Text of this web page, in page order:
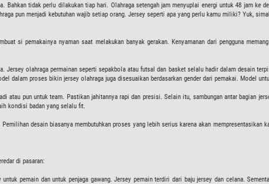
tidak perlu dilakukan tiap hari. Olahraga setengah jam menyuplai energi untuk 48 jam ke
pun menjadi kebutuhan wajib setiap orang. Jersey seperti apa yang perlu kamu miliki? Yuk,
si pemakainya nyaman saat melakukan banyak gerakan. Kenyamanan dari pengguna
Jersey olahraga permainan seperti sepakbola atau futsal dan basket selalu hadir dalam desain
dalam proses bikin jersey olahraga juga disesuaikan berdasarkan gender dari pemakai. Model
atau pun untuk team. Pastikan jahitannya rapi dan presisi. Selain itu, sambungan antar bagian
kondisi badan yang selalu fit.
desain biasanya membutuhkan proses yang lebih serius karena akan
di pasaran:
pemain dan untuk penjaga gawang. Jersey pemain terdiri dari baju jersey dan celana.